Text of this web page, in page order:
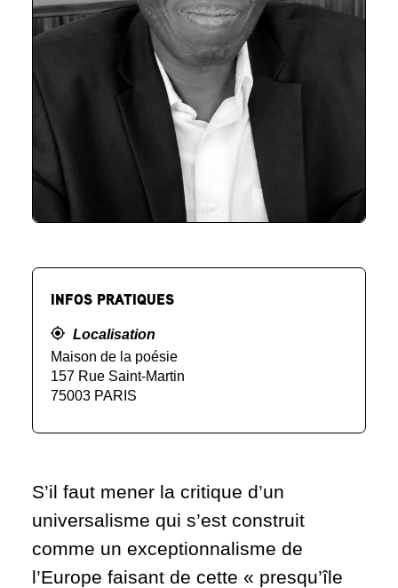
S’il faut mener la critique d’un
universalisme qui s’est construit
comme un exceptionnalisme de
l’Europe faisant de cette « presqu’île
INFOS PRATIQUES
Localisation
Maison de la poésie
157 Rue Saint-Martin
75003 PARIS